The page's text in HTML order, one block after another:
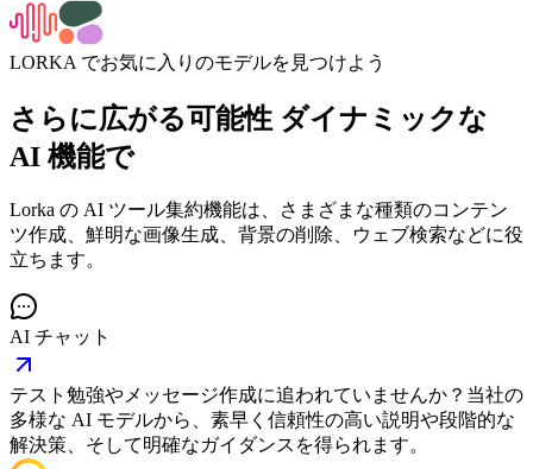
LORKA でお気に入りのモデルを見つけよう
さらに広がる可能性 ダイナミックな
AI 機能で
Lorka の AI ツール集約機能は、さまざまな種類のコンテン
ツ作成、鮮明な画像生成、背景の削除、ウェブ検索などに役
立ちます。
AI チャット
テスト勉強やメッセージ作成に追われていませんか？当社の
多様な AI モデルから、素早く信頼性の高い説明や段階的な
解決策、そして明確なガイダンスを得られます。